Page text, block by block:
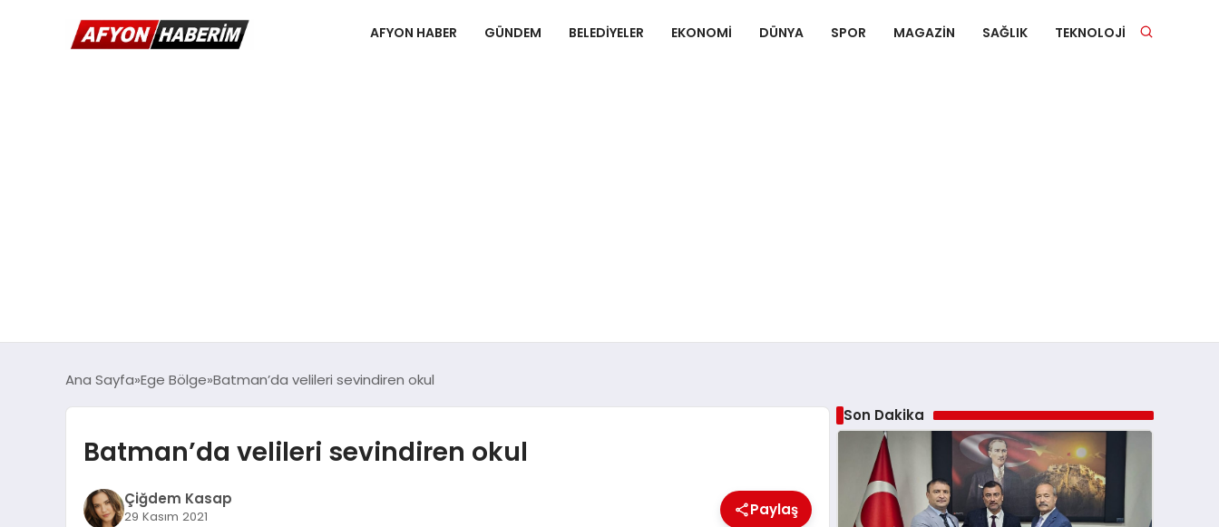
AFYON HABER GÜNDEM BELEDIYELER EKONOMI DÜNYA SPOR MAGAZIN SAĞLIK TEKNOLOJI
Ana Sayfa Ege Bölge Batman’da velileri sevindiren okul
Batman’da velileri sevindiren okul
Çiğdem Kasap
29 Kasım 2021 Paylaş
Son Dakika